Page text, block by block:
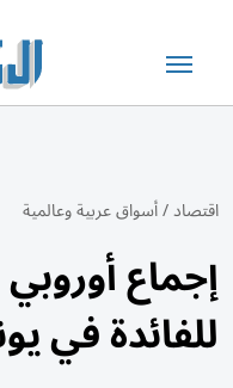
اقتصاد/أسواق عربية وعالمية
إجماع
للفائدة في